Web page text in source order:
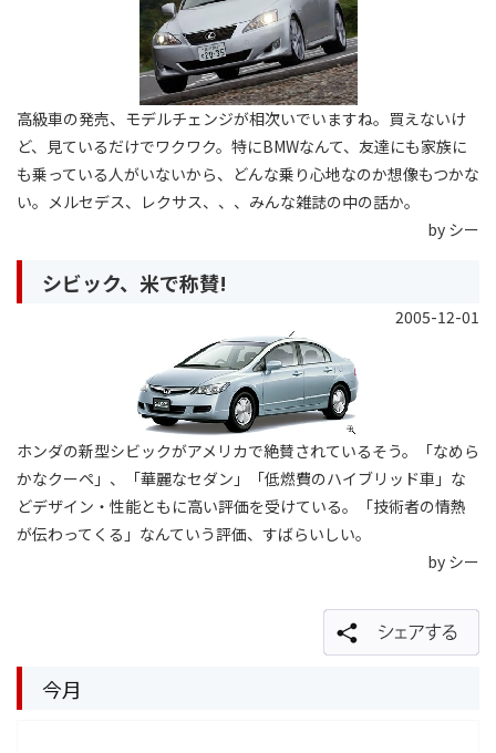
高級車の発売、モデルチェンジが相次いでいますね。買えないけ
ど、見ているだけでワクワク。特にBMWなんて、友達にも家族に
も乗っている人がいないから、どんな乗り心地なのか想像もつかな
い。メルセデス、レクサス、、、みんな雑誌の中の話か。
by シー
シビック、米で称賛!
2005-12-01
ホンダの新型シビックがアメリカで絶賛されているそう。「なめら
かなクーペ」、「華麗なセダン」「低燃費のハイブリッド車」な
どデザイン・性能ともに高い評価を受けている。「技術者の情熱
が伝わってくる」なんていう評価、すばらいしい。
by シー
今月